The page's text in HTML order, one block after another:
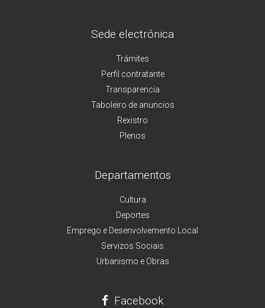
Sede electrónica
Trámites
Perfil contratante
Transparencia
Taboleiro de anuncios
Rexistro
Plenos
Departamentos
Cultura
Deportes
Emprego e Desenvolvemento Local
Servizos Sociais
Urbanismo e Obras
Facebook